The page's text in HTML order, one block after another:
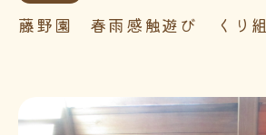
藤野園 春雨感触遊び くり組